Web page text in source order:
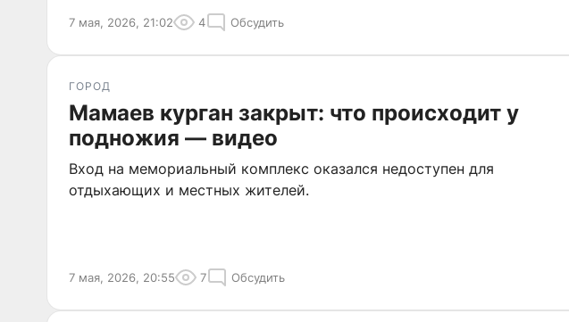
7 мая, 2026, 21:02 4 Обсудить
ГОРОД
Мамаев курган закрыт: что происходит у
подножия — видео
Вход на мемориальный комплекс оказался недоступен для
отдыхающих и местных жителей.
7 мая, 2026, 20:55 7 Обсудить